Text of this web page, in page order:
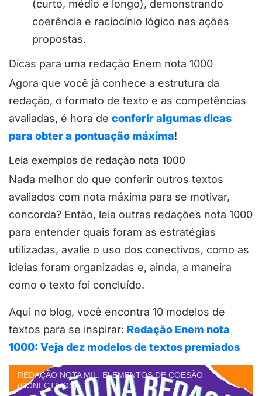
(curto, médio e longo), demonstrando
coerência e raciocínio lógico nas ações
propostas.
Dicas para uma redação Enem nota 1000
Agora que você já conhece a estrutura da
redação, o formato de texto e as competências
avaliadas, é hora de conferir algumas dicas
para obter a pontuação máxima!
Leia exemplos de redação nota 1000
Nada melhor do que conferir outros textos
avaliados com nota máxima para se motivar,
concorda? Então, leia outras redações nota 1000
para entender quais foram as estratégias
utilizadas, avalie o uso dos conectivos, como as
ideias foram organizadas e, ainda, a maneira
como o texto foi concluído.
Aqui no blog, você encontra 10 modelos de
textos para se inspirar: Redação Enem nota
1000: Veja dez modelos de textos premiados
REDAÇÃO NOTA MIL: ELEMENTOS DE COESÃO
(CONECTIVOS)